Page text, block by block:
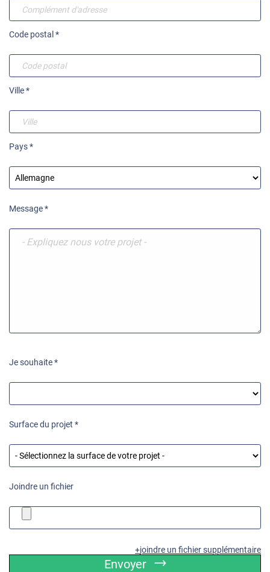
Code postal *
Ville *
Pays *
Message *
Je souhaite *
Surface du projet *
Joindre un fichier
joindre un fichier supplémentaire
Envoyer